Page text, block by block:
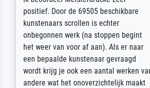
getrübt, dass das Bild entgegen einer
angegebenen Lieferanschrift (sollte
eine Überraschung für die normannische
Ehefrau sein zum Hochzeits- gleichzeitig
auch Geburtstag sein) doch nach zu
Hause zugestellt wurde.